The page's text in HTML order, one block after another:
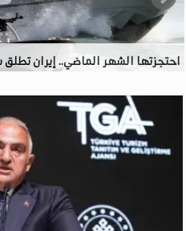
السودان: تشكيل خلية أمنية بالخرطوم